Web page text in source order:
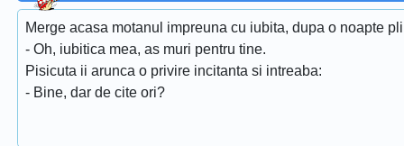
Merge acasa motanul impreuna cu iubita, dupa o noapte
- Oh, iubitica mea, as muri pentru tine.
Pisicuta ii arunca o privire incitanta si intreaba:
- Bine, dar de cite ori?